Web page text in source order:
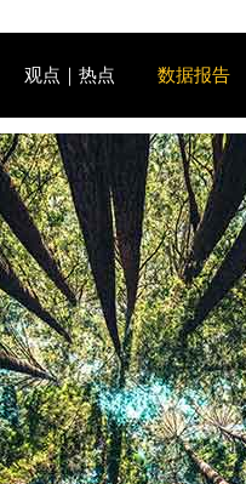
观点｜热点 数据报告